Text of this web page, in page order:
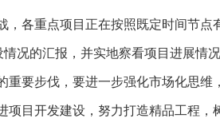
各重点项目正在按照既定时间节点
况的汇报，并实地察看项目进展情
要步伐，要进一步强化市场化思维
目开发建设，努力打造精品工程，